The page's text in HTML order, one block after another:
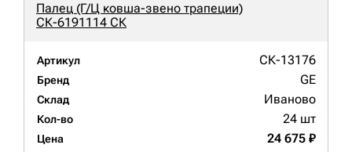
Палец (Г/Ц ковша-звено трапеции)
СК-6191114 СК
Артикул СК-13176
Бренд GE
Склад Иваново
Кол-во 24 шт
Цена 24 675 ₽